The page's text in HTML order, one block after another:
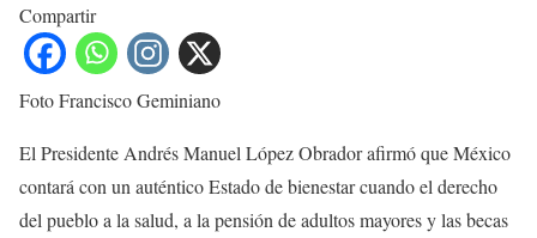
Compartir
Foto Francisco Geminiano
El Presidente Andrés Manuel López Obrador afirmó que México
contará con un auténtico Estado de bienestar cuando el derecho
del pueblo a la salud, a la pensión de adultos mayores y las becas